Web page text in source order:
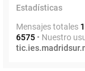
Estadísticas
Mensajes totales
6575 • Nuestro